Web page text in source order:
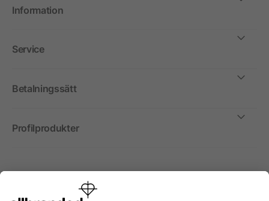
Information
Service
Betalningssätt
Profilprodukter
Internationellt